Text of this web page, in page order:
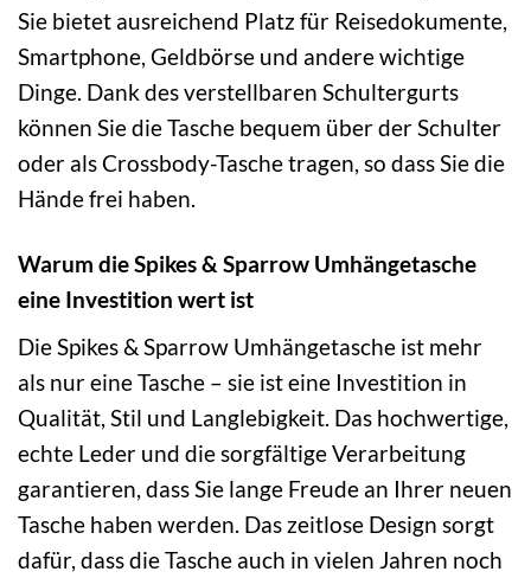
Sie bietet ausreichend Platz für Reisedokumente,
Smartphone, Geldbörse und andere wichtige
Dinge. Dank des verstellbaren Schultergurts
können Sie die Tasche bequem über der Schulter
oder als Crossbody-Tasche tragen, so dass Sie die
Hände frei haben.
Warum die Spikes & Sparrow Umhängetasche
eine Investition wert ist
Die Spikes & Sparrow Umhängetasche ist mehr
als nur eine Tasche – sie ist eine Investition in
Qualität, Stil und Langlebigkeit. Das hochwertige,
echte Leder und die sorgfältige Verarbeitung
garantieren, dass Sie lange Freude an Ihrer neuen
Tasche haben werden. Das zeitlose Design sorgt
dafür, dass die Tasche auch in vielen Jahren noch